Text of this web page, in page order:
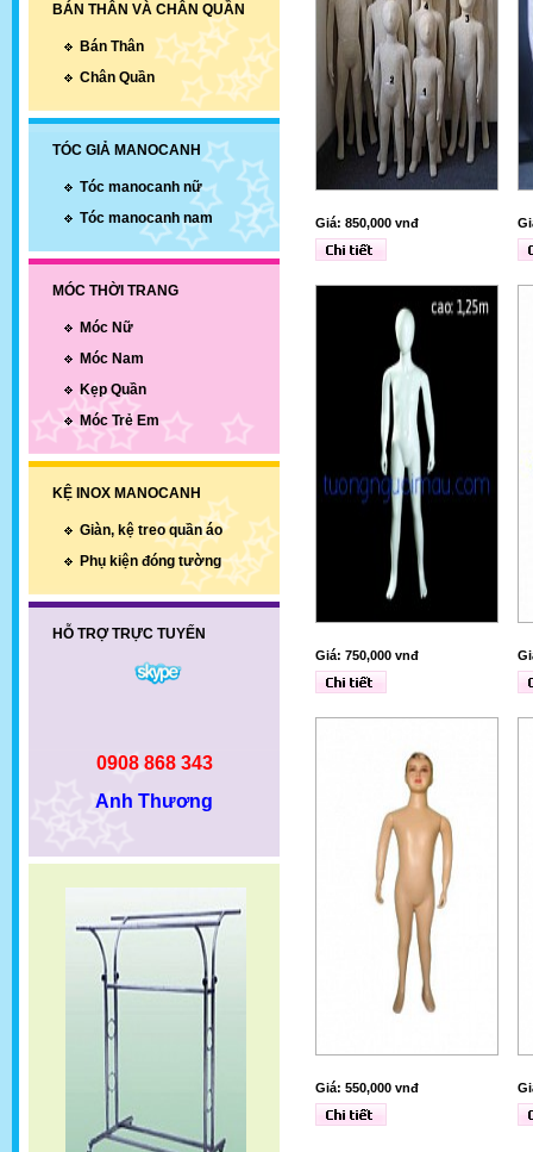
BÁN THÂN VÀ CHÂN QUẦN
Bán Thân
Chân Quần
TÓC GIẢ MANOCANH
Tóc manocanh nữ
Tóc manocanh nam
MÓC THỜI TRANG
Móc Nữ
Móc Nam
Kẹp Quần
Móc Trẻ Em
KỆ INOX MANOCANH
Giàn, kệ treo quần áo
Phụ kiện đóng tường
HỖ TRỢ TRỰC TUYẾN
0908 868 343
Anh Thương
Giá: 850,000 vnđ
Giá: 750,000 vnđ
Giá: 550,000 vnđ